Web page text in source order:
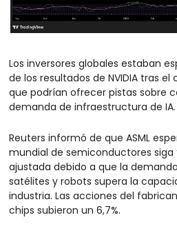
Los inversores globales estaban
de los resultados de NVIDIA tras el
que podrían ofrecer pistas sobre
demanda de infraestructura de IA.
Reuters informó de que ASML
mundial de semiconductores siga
ajustada debido a que la
satélites y robots supera la
industria. Las acciones del
chips subieron un 6,7%.